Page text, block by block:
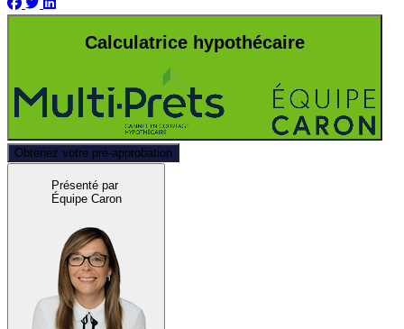
Calculatrice hypothécaire
Obtenez votre pré-approbation
Présenté par
Équipe Caron